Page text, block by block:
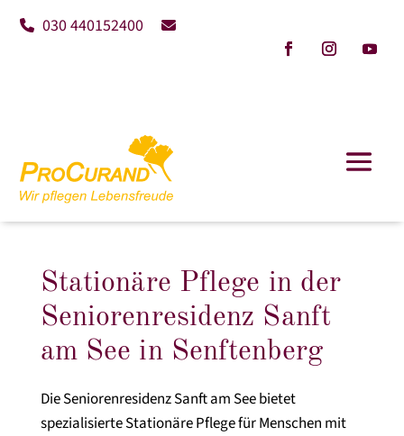
030 440152400
Stationäre Pflege in der
Seniorenresidenz Sanft
am See in Senftenberg
Die Seniorenresidenz Sanft am See bietet
spezialisierte Stationäre Pflege für Menschen mit